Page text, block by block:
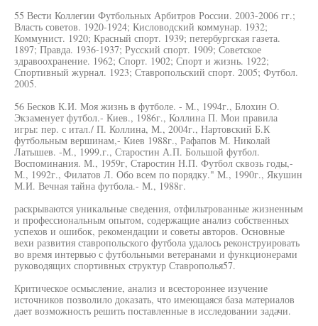
55 Вести Коллегии Футбольных Арбитров России. 2003-2006 гг.;
Власть советов. 1920-1924; Кисловодский коммунар. 1932;
Коммунист. 1920; Красный спорт. 1939; петербургская газета.
1897; Правда. 1936-1937; Русский спорт. 1909; Советское
здравоохранение. 1962; Спорт. 1902; Спорт и жизнь. 1922;
Спортивный журнал. 1923; Ставропольский спорт. 2005; Футбол.
2005.
56 Бесков К.И. Моя жизнь в футболе. - М., 1994г., Блохин О.
Экзаменует футбол.- Киев., 1986г., Коллина П. Мои правила
игры: пер. с итал./ П. Коллина, М., 2004г., Нартовский Б.К
футбольным вершинам,- Киев 1988г., Рафапов М. Николай
Латышев. -М., 1999.г., Старостин А.П. Большой футбол.
Воспоминания. М., 1959г, Старостин Н.П. Футбол сквозь годы,-
М., 1992г., Филатов Л. Обо всем по порядку." М., 1990г., Якушин
М.И. Вечная тайна футбола.- М., 1988г.
раскрываются уникальные сведения, отфильтрованные жизненным
и профессиональным опытом, содержащие анализ собственных
успехов и ошибок, рекомендации и советы авторов. Основные
вехи развития ставропольского футбола удалось реконструировать
во время интервью с футбольными ветеранами и функционерами
руководящих спортивных структур Ставрополья57.
Критическое осмысление, анализ и всестороннее изучение
источников позволило доказать, что имеющаяся база материалов
дает возможность решить поставленные в исследовании задачи.